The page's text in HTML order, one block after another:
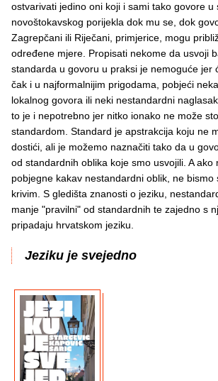
ostvarivati jedino oni koji i sami tako govore u
novoštokavskog porijekla dok mu se, dok
Zagrepčani ili Riječani, primjerice, mogu
određene mjere. Propisati nekome da usvoji
standarda u govoru u praksi je nemoguće jer
čak i u najformalnijim prigodama, pobjeći
lokalnog govora ili neki nestandardni
to je i nepotrebno jer nitko ionako ne može
standardom. Standard je apstrakcija koju ne
dostići, ali je možemo naznačiti tako da u
od standardnih oblika koje smo usvojili. A ako
pobjegne kakav nestandardni oblik, ne bismo
krivim. S gledišta znanosti o jeziku,
manje "pravilni" od standardnih te zajedno s
pripadaju hrvatskom jeziku.
Jeziku je svejedno